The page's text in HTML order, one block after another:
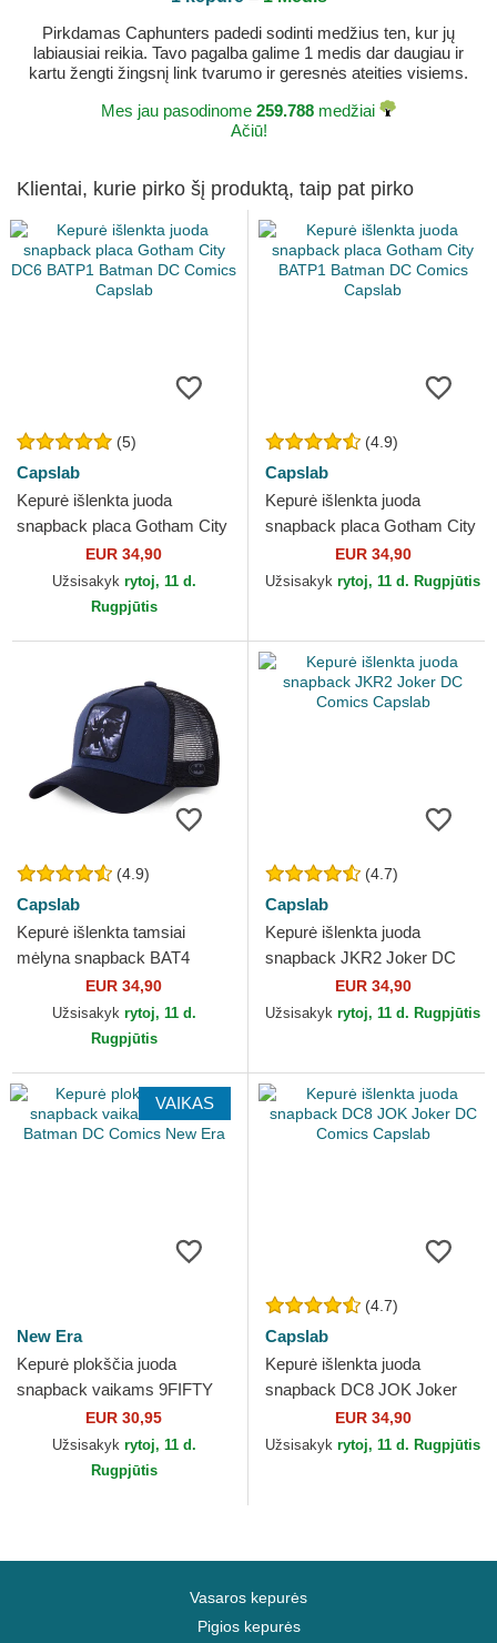
Pirkdamas Caphunters padedi sodinti medžius ten, kur jų
labiausiai reikia. Tavo pagalba galime 1 medis dar daugiau ir
kartu žengti žingsnį link tvarumo ir geresnės ateities visiems.
Mes jau pasodinome 259.788 medžiai
Ačiū!
Klientai, kurie pirko šį produktą, taip pat pirko
(5)
Capslab
Kepurė išlenkta juoda
snapback placa Gotham City
DC6 BATP1 Batman DC
Comics Capslab
EUR 34,90
Užsisakyk rytoj, 11 d.
Rugpjūtis
(4.9)
Capslab
Kepurė išlenkta juoda
snapback placa Gotham City
BATP1 Batman DC Comics
Capslab
EUR 34,90
Užsisakyk rytoj, 11 d. Rugpjūtis
(4.9)
Capslab
Kepurė išlenkta tamsiai
mėlyna snapback BAT4
Batman DC Comics Capslab
EUR 34,90
Užsisakyk rytoj, 11 d.
Rugpjūtis
(4.7)
Capslab
Kepurė išlenkta juoda
snapback JKR2 Joker DC
Comics Capslab
EUR 34,90
Užsisakyk rytoj, 11 d. Rugpjūtis
VAIKAS
New Era
Kepurė plokščia juoda
snapback vaikams 9FIFTY
Batman DC Comics New Era
EUR 30,95
Užsisakyk rytoj, 11 d.
Rugpjūtis
(4.7)
Capslab
Kepurė išlenkta juoda
snapback DC8 JOK Joker
DC Comics Capslab
EUR 34,90
Užsisakyk rytoj, 11 d. Rugpjūtis
Vasaros kepurės
Pigios kepurės